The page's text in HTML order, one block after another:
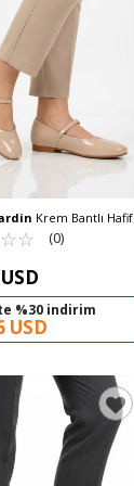
Krem Bantlı Hafif
PC-54810 Z
☆☆
★★ (0)
%30 indirim
USD